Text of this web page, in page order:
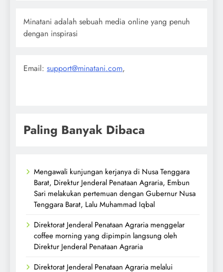
Minatani adalah sebuah media online yang penuh
dengan inspirasi
Email: support@minatani.com,
Paling Banyak Dibaca
Mengawali kunjungan kerjanya di Nusa Tenggara
Barat, Direktur Jenderal Penataan Agraria, Embun
Sari melakukan pertemuan dengan Gubernur Nusa
Tenggara Barat, Lalu Muhammad Iqbal
Direktorat Jenderal Penataan Agraria menggelar
coffee morning yang dipimpin langsung oleh
Direktur Jenderal Penataan Agraria
Direktorat Jenderal Penataan Agraria melalui